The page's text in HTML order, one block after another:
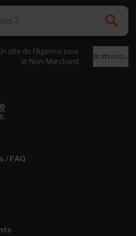
site de l’Agence pour
le Non-Marchand
/ FAQ